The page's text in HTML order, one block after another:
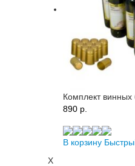
Комплект винных
890 p.
В корзину
X